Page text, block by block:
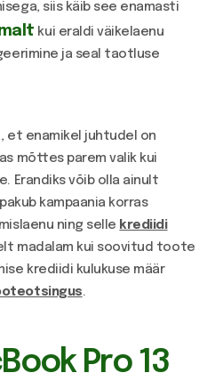
siis käib see enamasti
kui eraldi väikelaenu
ja seal taotluse
et enamikel juhtudel on
mõttes parem valik kui
Erandiks võib olla ainult
kampaania korras
ning selle krediidi
madalam kui soovitud toote
krediidi kulukuse määr
.
Pro 13